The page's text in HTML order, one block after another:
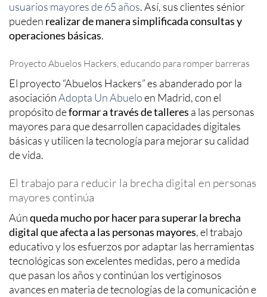
usuarios mayores de 65 años. Así, sus clientes sénior
pueden realizar de manera simplificada consultas y
operaciones básicas.
Proyecto Abuelos Hackers, educando para romper barreras
El proyecto “Abuelos Hackers” es abanderado por la
asociaciónAdopta Un Abueloen Madrid, con el
propósito deformar a través de talleres a las personas
mayores para que desarrollen capacidades digitales
básicas y utilicen la tecnología para mejorar su calidad
de vida.
El trabajo para reducir la brecha digital en personas
mayores continúa
Aúnqueda mucho por hacer para superar la brecha
digital que afecta a las personas mayores, el trabajo
educativo y los esfuerzos por adaptar las herramientas
tecnológicas son excelentes medidas, pero a medida
que pasan los años y continúan los vertiginosos
avances en materia de tecnologías de la comunicación e